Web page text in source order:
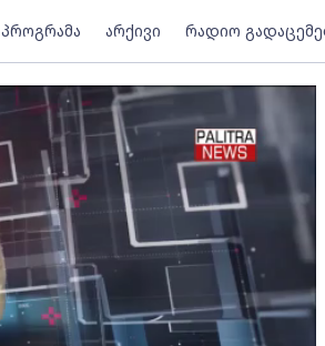
პროგრამა არქივი რადიო